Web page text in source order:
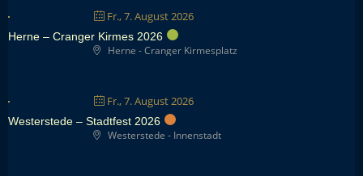
Fr., 7. August 2026
Herne – Cranger Kirmes 2026
Herne - Cranger Kirmesplatz
Fr., 7. August 2026
Westerstede – Stadtfest 2026
Westerstede - Innenstadt